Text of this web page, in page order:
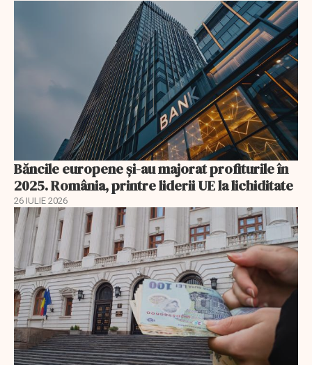
Băncile europene și-au majorat profiturile în
2025. România, printre liderii UE la lichiditate
26 IULIE 2026